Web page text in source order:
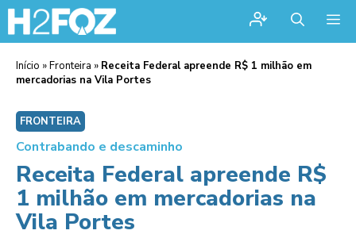
Início »Fronteira » Receita Federal apreende R$ 1 milhão em
mercadorias na Vila Portes
FRONTEIRA
Contrabando e descaminho
Receita Federal apreende R$
1 milhão em mercadorias na
Vila Portes